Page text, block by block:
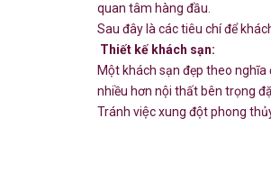
quan tâm hàng đầu.
Sau đây là các tiêu chí để
Thiết kế khách sạn:
Một khách sạn đẹp theo
nhiều hơn nội thất bên trọng
Tránh việc xung đột phong